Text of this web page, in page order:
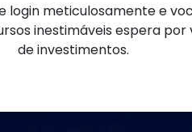
login meticulosamente e
inestimáveis espera
de investimentos.